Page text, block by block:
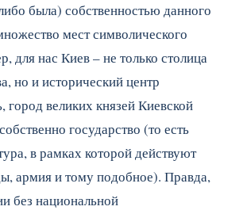
была) собственностью данного
мест символического
для нас Киев – не только столица
но и исторический центр
город великих князей Киевской
государство (то есть
в рамках которой действуют
армия и тому подобное). Правда,
без национальной